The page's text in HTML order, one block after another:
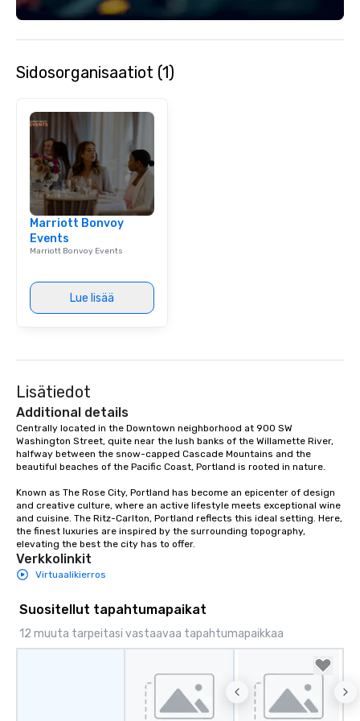
Sidosorganisaatiot (1)
Marriott Bonvoy
Events
Marriott Bonvoy Events
Lue lisää
Lisätiedot
Additional details
Centrally located in the Downtown neighborhood at 900 SW
Washington Street, quite near the lush banks of the Willamette River,
halfway between the snow-capped Cascade Mountains and the
beautiful beaches of the Pacific Coast, Portland is rooted in nature.
Known as The Rose City, Portland has become an epicenter of design
and creative culture, where an active lifestyle meets exceptional wine
and cuisine. The Ritz-Carlton, Portland reflects this ideal setting. Here,
the finest luxuries are inspired by the surrounding topography,
elevating the best the city has to offer.
Verkkolinkit
Virtuaalikierros
Suositellut tapahtumapaikat
12 muuta tarpeitasi vastaavaa tapahtumapaikkaa